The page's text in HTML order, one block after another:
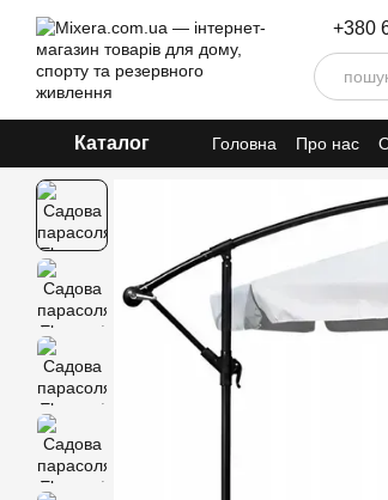
Перейти до основного контенту +380
Каталог Головна Про нас